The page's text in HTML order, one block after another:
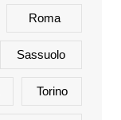
Roma
Sassuolo
Torino